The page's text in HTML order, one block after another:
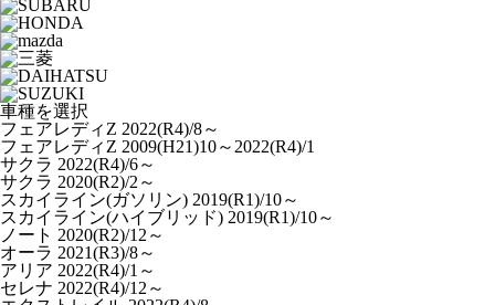
車種を選択
フェアレディZ 2022(R4)/8～
フェアレディZ 2009(H21)10～2022(R4)/1
サクラ 2022(R4)/6～
サクラ 2020(R2)/2～
スカイライン(ガソリン) 2019(R1)/10～
スカイライン(ハイブリッド) 2019(R1)/10～
ノート 2020(R2)/12～
オーラ 2021(R3)/8～
アリア 2022(R4)/1～
セレナ 2022(R4)/12～